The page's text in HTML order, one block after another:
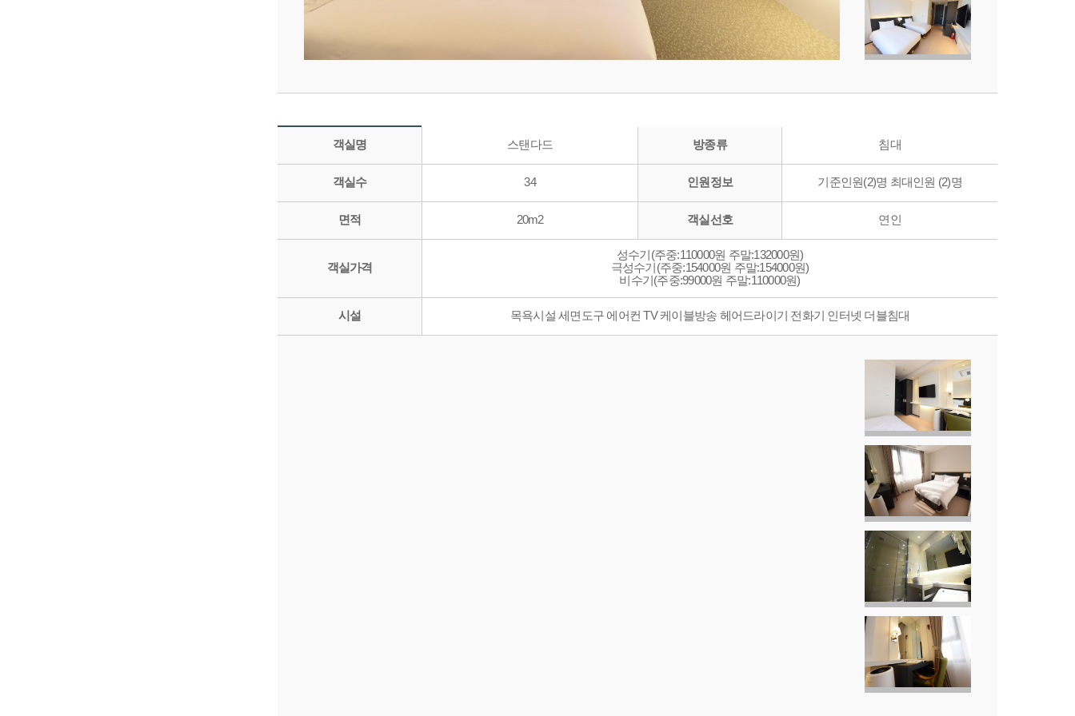
객실명 스탠다드 방종류 침대
객실수 34 인원정보 기준인원(2)명 최대인원 (2)명
면적 20m2 객실선호 연인
객실가격
성수기(주중:110000원 주말:132000원)
극성수기(주중:154000원 주말:154000원)
비수기(주중:99000원 주말:110000원)
시설 목욕시설 세면도구 에어컨 TV 케이블방송 헤어드라이기 전화기 인터넷 더블침대